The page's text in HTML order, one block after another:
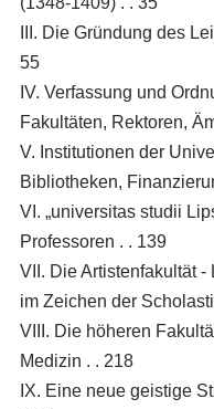
III. Die Gründung des
55
IV. Verfassung und
Fakultäten, Rektoren,
V. Institutionen der
Bibliotheken,
VI. „universitas studii
Professoren . . 139
VII. Die Artistenfakultät
im Zeichen der
VIII. Die höheren
Medizin . . 218
IX. Eine neue geistige